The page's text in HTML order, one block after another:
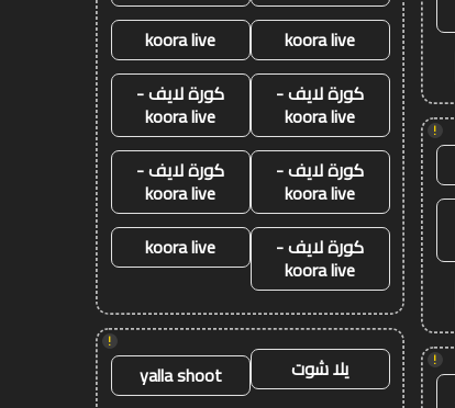
!
!
koora live
koora live
كورة لايف -
koora live
كورة لايف -
koora live
كورة لايف -
koora live
كورة لايف -
koora live
كورة لايف -
koora live
koora live
!
يلا شوت yalla shoot